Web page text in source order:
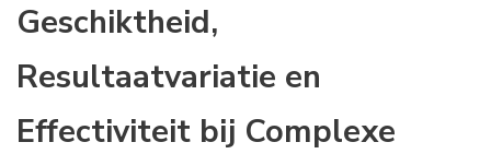
Geschiktheid,
Resultaatvariatie en
Effectiviteit bij Complexe